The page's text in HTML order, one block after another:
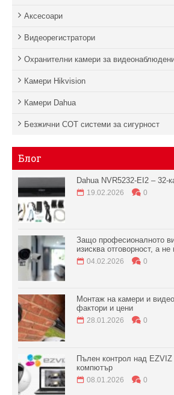
Аксесоари
Видеорегистратори
Охранителни камери за
Камери Hikvision
Камери Dahua
Безжични СОТ системи за сигурност
Блог
Dahua NVR5232-EI2 – 32-
19.02.2026 0
Защо професионалното
изисква отговорност, а
04.02.2026 0
Монтаж на камери и
фактори и цени
28.01.2026 0
Пълен контрол над EZVIZ
компютър
08.01.2026 0